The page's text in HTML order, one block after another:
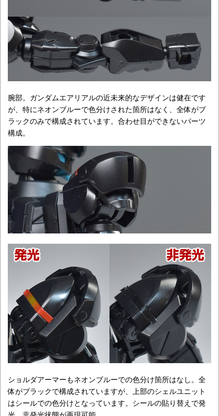
腕部。ガンダムエアリアルの近未来的なデザインは健在です
が、特にネオンブルーで色分けされた箇所はなく、全体がブ
ラックのみで構成されています。合わせ目ができないパーツ
構成。
ショルダアーマーもネオンブルーでの色分け箇所はなし。全
体がブラックで構成されていますが、上部のシェルユニット
はシールでの色分けとなっています。シールの貼り替えで発